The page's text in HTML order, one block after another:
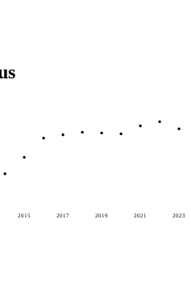
2015 2017 2019 2021 2023